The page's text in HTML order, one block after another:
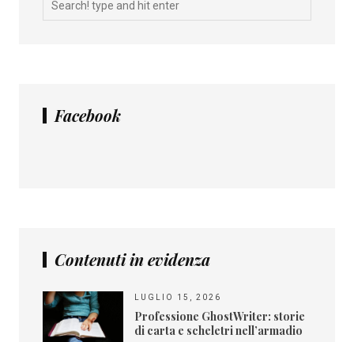
Facebook
Contenuti in evidenza
LUGLIO 15, 2026
Professione GhostWriter: storie
di carta e scheletri nell’armadio